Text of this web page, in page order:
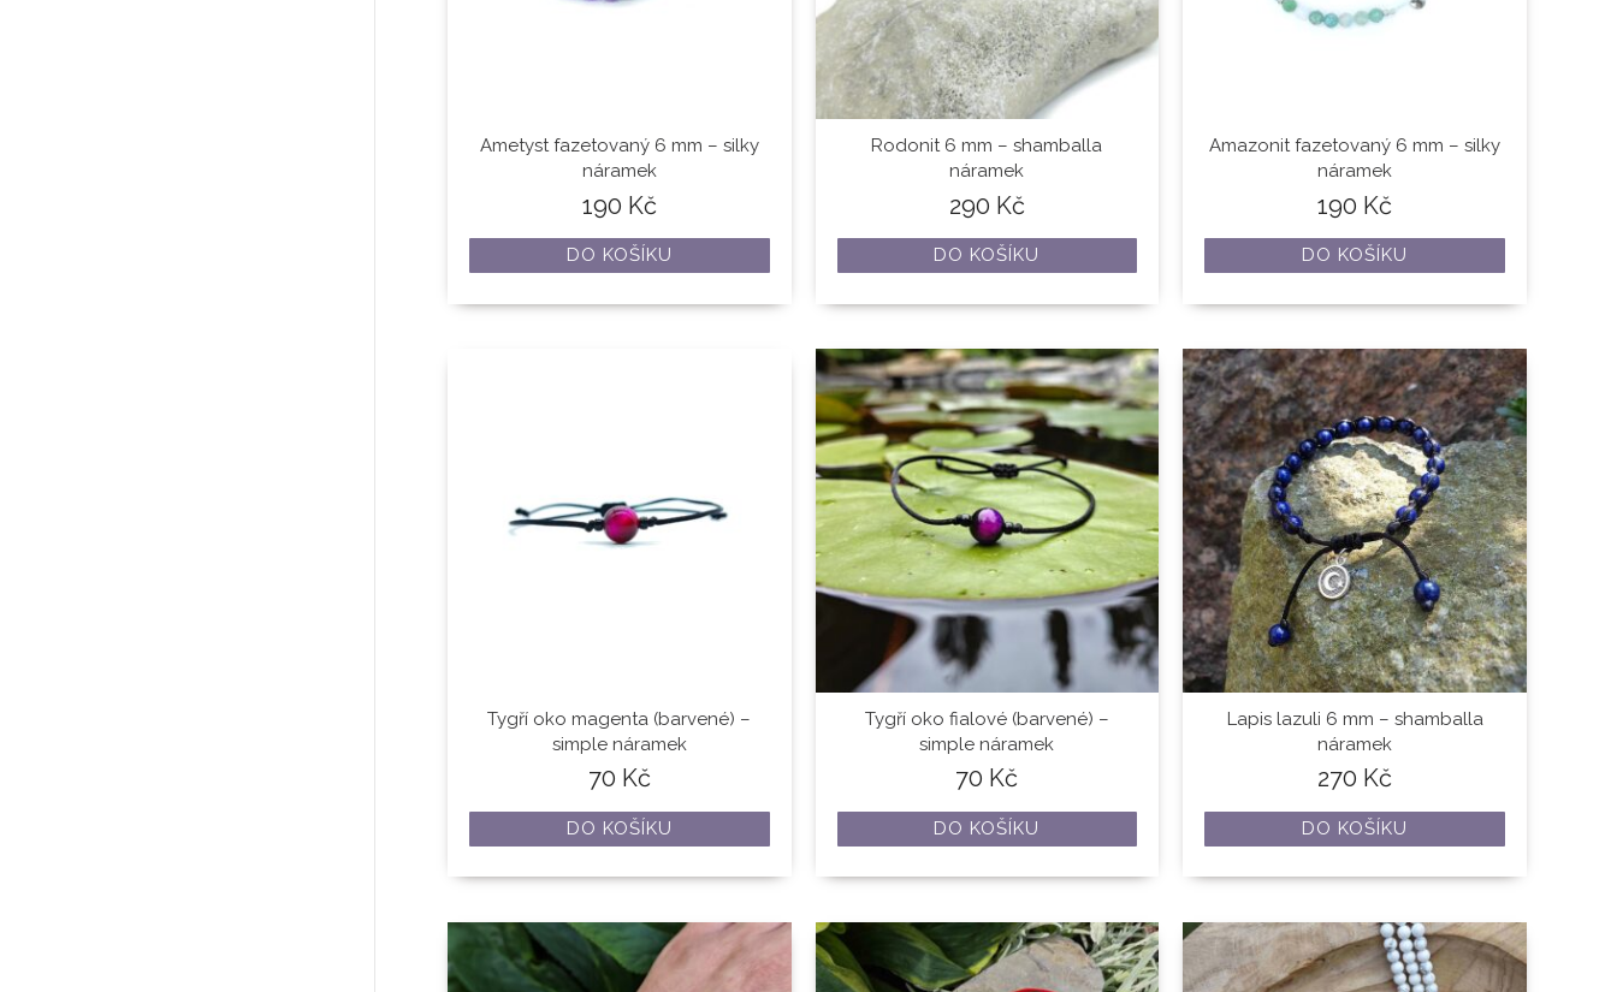
Ametyst fazetovaný 6 mm – silky
náramek
190 Kč
DO KOŠÍKU
Rodonit 6 mm – shamballa
náramek
290 Kč
DO KOŠÍKU
Amazonit fazetovaný 6 mm – silky
náramek
190 Kč
DO KOŠÍKU
Tygří oko magenta (barvené) –
simple náramek
70 Kč
DO KOŠÍKU
Tygří oko fialové (barvené) –
simple náramek
70 Kč
DO KOŠÍKU
Lapis lazuli 6 mm – shamballa
náramek
270 Kč
DO KOŠÍKU